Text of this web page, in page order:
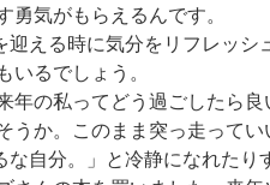
勇気がもらえるんです。
迎える時に気分をリフレッシ
いるでしょう。
年の私ってどう過ごしたら
うか。このまま突っ走って
自分。」と冷静になれたり